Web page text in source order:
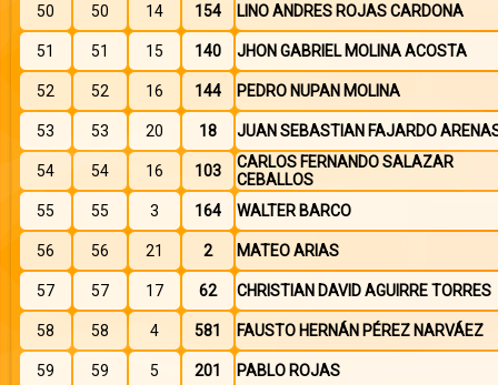
50 50 14 154 LINO ANDRES ROJAS CARDONA
51 51 15 140 JHON GABRIEL MOLINA ACOSTA
52 52 16 144 PEDRO NUPAN MOLINA
53 53 20 18 JUAN SEBASTIAN FAJARDO
54 54 16 103
CARLOS FERNANDO SALAZAR
CEBALLOS
55
55 3 164 WALTER BARCO
56 56 21 2 MATEO ARIAS
57 57 17 62 CHRISTIAN DAVID AGUIRRE TORRES
58 58 4 581 FAUSTO HERNÁN PÉREZ NARVÁEZ
59 59 5 201 PABLO ROJAS